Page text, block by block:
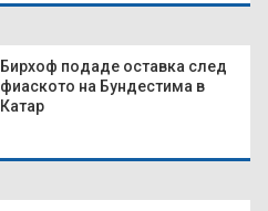
Бирхоф подаде оставка след
фиаското на Бундестима в
Катар